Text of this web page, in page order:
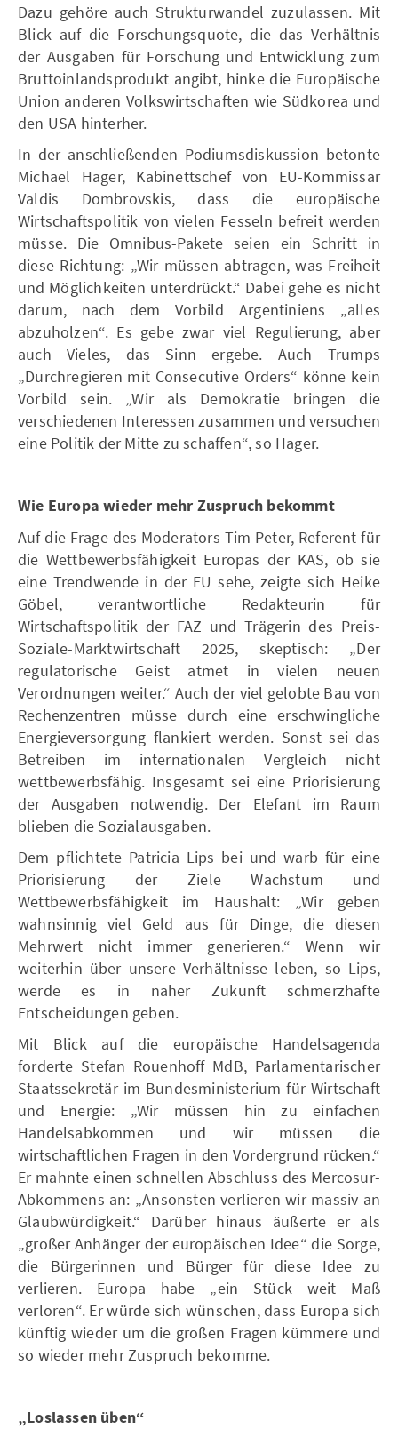
Dazu gehöre auch Strukturwandel zuzulassen. Mit
Blick auf die Forschungsquote, die das Verhältnis
der Ausgaben für Forschung und Entwicklung zum
Bruttoinlandsprodukt angibt, hinke die Europäische
Union anderen Volkswirtschaften wie Südkorea und
den USA hinterher.
In der anschließenden Podiumsdiskussion betonte
Michael Hager, Kabinettschef von EU-Kommissar
Valdis Dombrovskis, dass die europäische
Wirtschaftspolitik von vielen Fesseln befreit werden
müsse. Die Omnibus-Pakete seien ein Schritt in
diese Richtung: „Wir müssen abtragen, was Freiheit
und Möglichkeiten unterdrückt.“ Dabei gehe es nicht
darum, nach dem Vorbild Argentiniens „alles
abzuholzen“. Es gebe zwar viel Regulierung, aber
auch Vieles, das Sinn ergebe. Auch Trumps
„Durchregieren mit Consecutive Orders“ könne kein
Vorbild sein. „Wir als Demokratie bringen die
verschiedenen Interessen zusammen und versuchen
eine Politik der Mitte zu schaffen“, so Hager.
Wie Europa wieder mehr Zuspruch bekommt
Auf die Frage des Moderators Tim Peter, Referent für
die Wettbewerbsfähigkeit Europas der KAS, ob sie
eine Trendwende in der EU sehe, zeigte sich Heike
Göbel, verantwortliche Redakteurin für
Wirtschaftspolitik der FAZ und Trägerin des Preis-
Soziale-Marktwirtschaft 2025, skeptisch: „Der
regulatorische Geist atmet in vielen neuen
Verordnungen weiter.“ Auch der viel gelobte Bau von
Rechenzentren müsse durch eine erschwingliche
Energieversorgung flankiert werden. Sonst sei das
Betreiben im internationalen Vergleich nicht
wettbewerbsfähig. Insgesamt sei eine Priorisierung
der Ausgaben notwendig. Der Elefant im Raum
blieben die Sozialausgaben.
Dem pflichtete Patricia Lips bei und warb für eine
Priorisierung der Ziele Wachstum und
Wettbewerbsfähigkeit im Haushalt: „Wir geben
wahnsinnig viel Geld aus für Dinge, die diesen
Mehrwert nicht immer generieren.“ Wenn wir
weiterhin über unsere Verhältnisse leben, so Lips,
werde es in naher Zukunft schmerzhafte
Entscheidungen geben.
Mit Blick auf die europäische Handelsagenda
forderte Stefan Rouenhoff MdB, Parlamentarischer
Staatssekretär im Bundesministerium für Wirtschaft
und Energie: „Wir müssen hin zu einfachen
Handelsabkommen und wir müssen die
wirtschaftlichen Fragen in den Vordergrund rücken.“
Er mahnte einen schnellen Abschluss des Mercosur-
Abkommens an: „Ansonsten verlieren wir massiv an
Glaubwürdigkeit.“ Darüber hinaus äußerte er als
„großer Anhänger der europäischen Idee“ die Sorge,
die Bürgerinnen und Bürger für diese Idee zu
verlieren. Europa habe „ein Stück weit Maß
verloren“. Er würde sich wünschen, dass Europa sich
künftig wieder um die großen Fragen kümmere und
so wieder mehr Zuspruch bekomme.
„Loslassen üben“